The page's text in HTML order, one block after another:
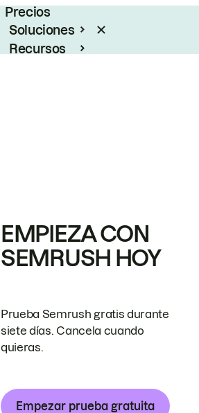
Precios
Soluciones
Recursos
EMPIEZA CON
SEMRUSH HOY
Prueba Semrush gratis durante
siete días. Cancela cuando
quieras.
Empezar prueba gratuita